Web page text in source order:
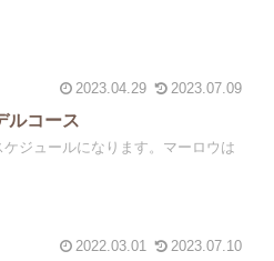
2023.04.29 2023.07.09
ルコース
ジュールになります。マーロウは
2022.03.01 2023.07.10